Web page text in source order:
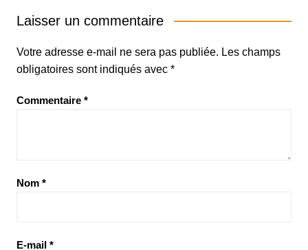
Laisser un commentaire
Votre adresse e-mail ne sera pas publiée. Les champs
obligatoires sont indiqués avec *
Commentaire *
Nom *
E-mail *